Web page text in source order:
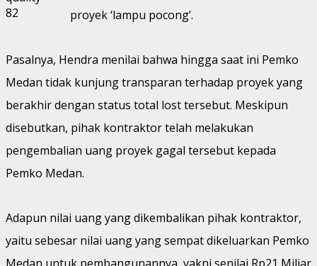
82
proyek ‘lampu pocong’.
Pasalnya, Hendra menilai bahwa hingga saat ini Pemko
Medan tidak kunjung transparan terhadap proyek yang
berakhir dengan status total lost tersebut. Meskipun
disebutkan, pihak kontraktor telah melakukan
pengembalian uang proyek gagal tersebut kepada
Pemko Medan.
Adapun nilai uang yang dikembalikan pihak kontraktor,
yaitu sebesar nilai uang yang sempat dikeluarkan Pemko